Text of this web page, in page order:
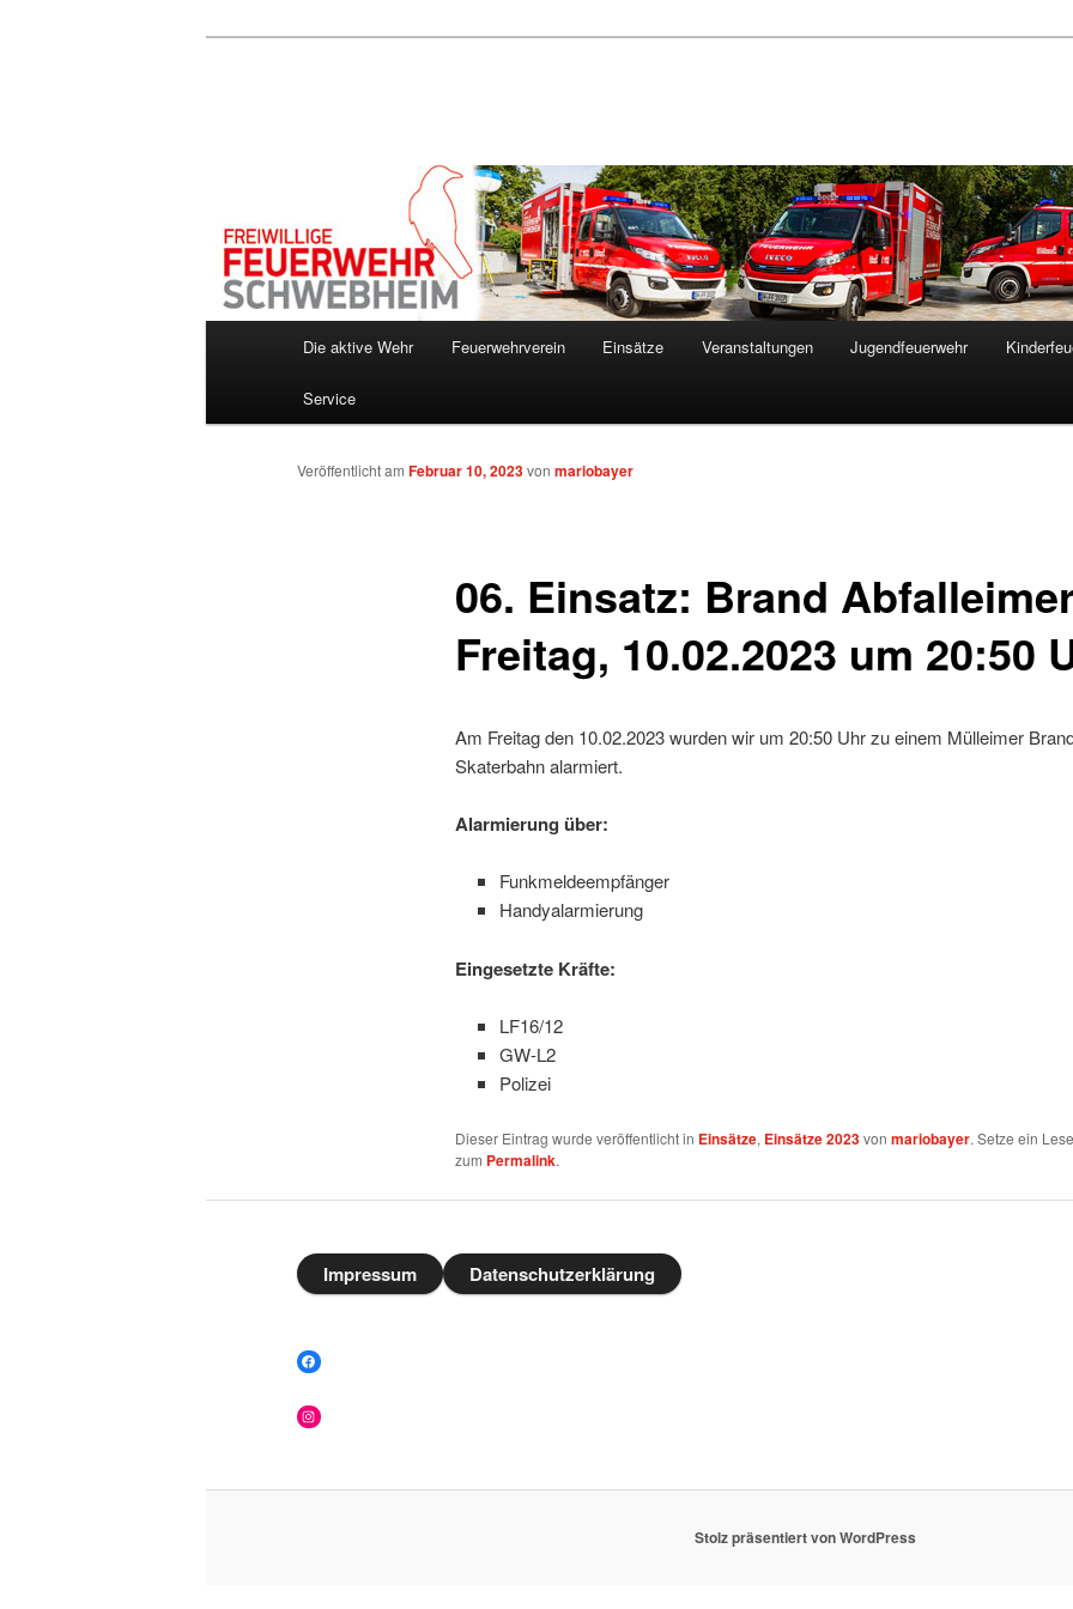
Die aktive Wehr Feuerwehrverein Einsätze Veranstaltungen Jugendfeuerwehr
Service
06. Einsatz: Brand
Freitag, 10.02.2023 um 20:50
Veröffentlicht am Februar 10, 2023von mariobayer
Am Freitag den 10.02.2023 wurden wir um 20:50 Uhr zu einem Mülleimer
Skaterbahn alarmiert.
Alarmierung über:
Funkmeldeempfänger
Handyalarmierung
Eingesetzte Kräfte:
LF16/12
GW-L2
Polizei
Dieser Eintrag wurde veröffentlicht in Einsätze, Einsätze 2023von mariobayer. Setze ein
zum Permalink.
Impressum Datenschutzerklärung
Facebook
Instagram
Stolz präsentiert von WordPress